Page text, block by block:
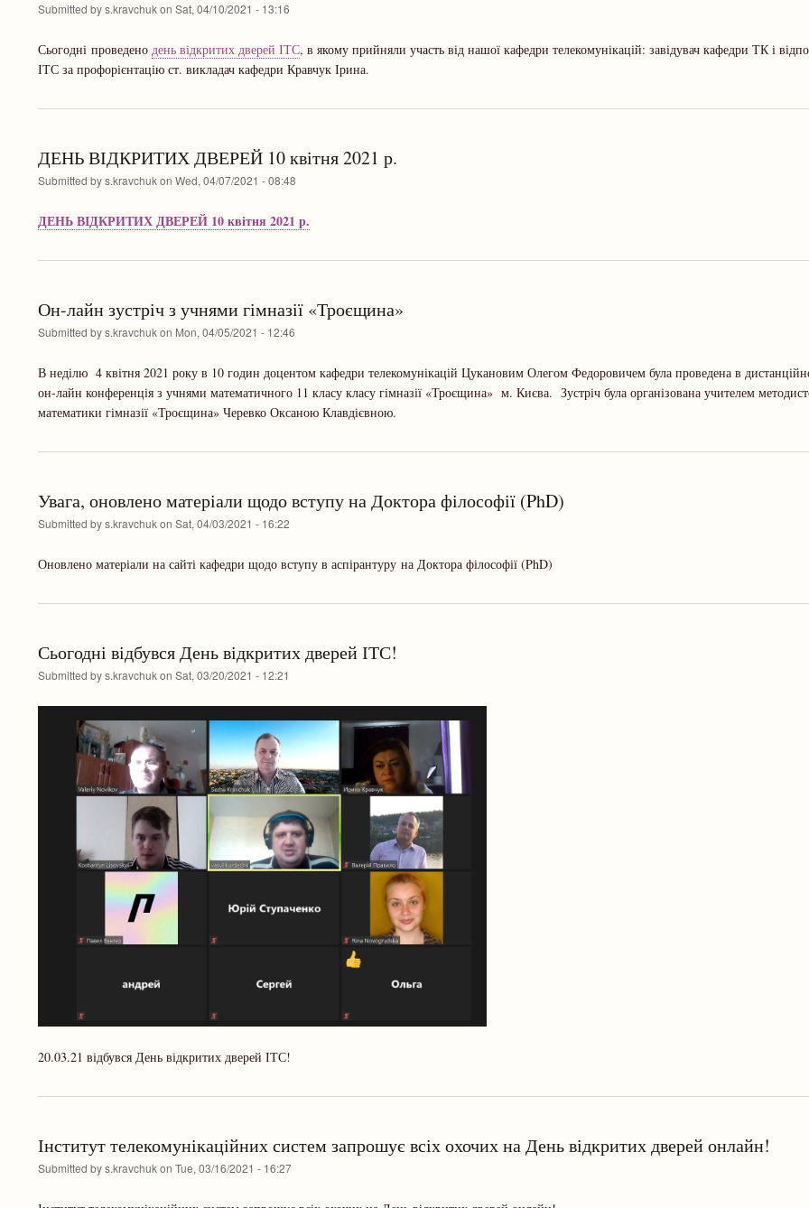
Submitted bys.kravchukon Sat, 04/10/2021 - 13:16
Сьогодні проведено день відкритих дверей ІТС, в якому прийняли участь від нашої кафедри телекомунікацій: завідувач кафедри ТК і
ІТС за профорієнтацію ст. викладач кафедри Кравчук Ірина.
ДЕНЬ ВІДКРИТИХ ДВЕРЕЙ 10 квітня 2021 р.
Submitted bys.kravchukon Wed, 04/07/2021 - 08:48
ДЕНЬ ВІДКРИТИХ ДВЕРЕЙ 10 квітня 2021 р.
Он-лайн зустріч з учнями гімназії «Троєщина»
Submitted bys.kravchukon Mon, 04/05/2021 - 12:46
В неділю 4 квітня 2021 року в 10 годин доцентом кафедри телекомунікацій Цукановим Олегом Федоровичем була проведена в
он-лайн конференція з учнями математичного 11 класу класу гімназії «Троєщина» м. Києва. Зустріч була організована учителем
математики гімназії «Троєщина» Черевко Оксаною Клавдієвною.
Увага, оновлено матеріали щодо вступу на Доктора філософії (PhD)
Submitted bys.kravchukon Sat, 04/03/2021 - 16:22
Оновлено матеріали на сайті кафедри щодо вступу в аспірантуру на Доктора філософії (PhD)
Сьогодні відбувся День відкритих дверей ІТС!
Submitted bys.kravchukon Sat, 03/20/2021 - 12:21
20.03.21 відбувся День відкритих дверей ІТС!
Інститут телекомунікаційних систем запрошує всіх охочих на День відкритих дверей онлайн!
Submitted bys.kravchukon Tue, 03/16/2021 - 16:27